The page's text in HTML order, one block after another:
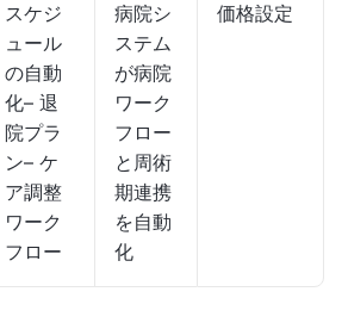
スケジ
ュール
の自動
化– 退
院プラ
ン– ケ
ア調整
ワーク
フロー
病院シ
ステム
が病院
ワーク
フロー
と周術
期連携
を自動
化
価格設定